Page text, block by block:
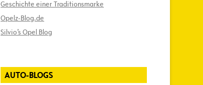
Geschichte einer Traditionsmarke
Opelz-Blog.de
Silvio’s Opel Blog
AUTO-BLOGS